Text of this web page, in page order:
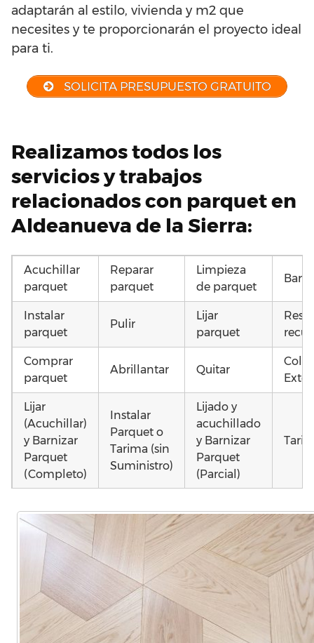
adaptarán al estilo, vivienda y m2 que
necesites y te proporcionarán el proyecto ideal
para ti.
SOLICITA PRESUPUESTO GRATUITO
Realizamos todos los
servicios y trabajos
relacionados con parquet en
Aldeanueva de la Sierra:
Acuchillar
parquet
Reparar
parquet
Limpieza
de parquet
Instalar
parquet
Pulir
Lijar
parquet
Comprar
parquet
Abrillantar Quitar
Lijar
(Acuchillar)
y Barnizar
Parquet
(Completo)
Instalar
Parquet o
Tarima (sin
Suministro)
Lijado y
acuchillado
y Barnizar
Parquet
(Parcial)
parquet o
Tarima
Local
Comercial
parquet o
Tarima
Vivienda
(Completa)
parquet o
Tarima
Vivienda